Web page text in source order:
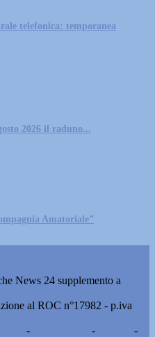
telefonica: temporanea
2026 il raduno...
Amatoriale”
News 24 supplemento a
al ROC n°17982 - p.iva
- -
-